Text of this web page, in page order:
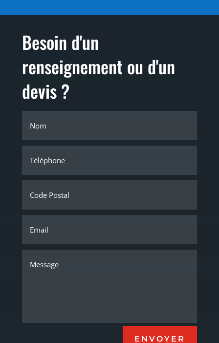
Besoin d'un
renseignement ou d'un
devis ?
ENVOYER